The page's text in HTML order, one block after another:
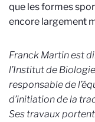
que les formes
encore largement
Franck Martin est
l’Institut de
responsable de
d’initiation de la
Ses travaux